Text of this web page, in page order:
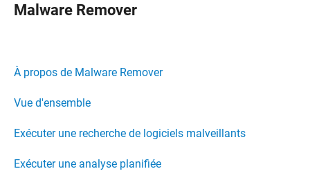
Malware Remover
À propos de Malware Remover
Vue d'ensemble
Exécuter une recherche de logiciels malveillants
Exécuter une analyse planifiée